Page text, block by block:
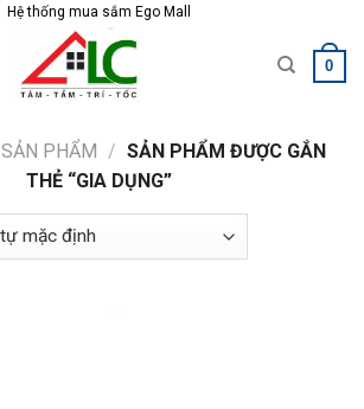
Hệ thống mua sắm Ego Mall
0
SẢN PHẨM / SẢN PHẨM ĐƯỢC GẮN
THẺ “GIA DỤNG”